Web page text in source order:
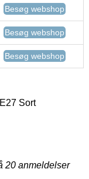
Besøg webshop
Besøg webshop
Besøg webshop
Sort
20 anmeldelser